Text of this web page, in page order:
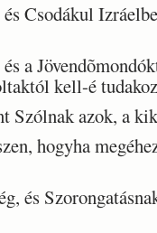
Csodákul
a
kell-é
Szólnak azok, a
hogyha
és